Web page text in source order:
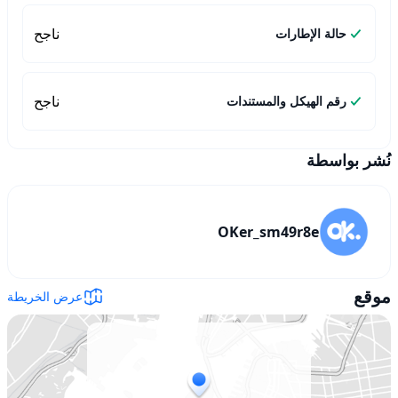
حالة الإطارات ناجح
رقم الهيكل والمستندات ناجح
نُشر بواسطة
OKer_sm49r8e
موقع عرض الخريطة